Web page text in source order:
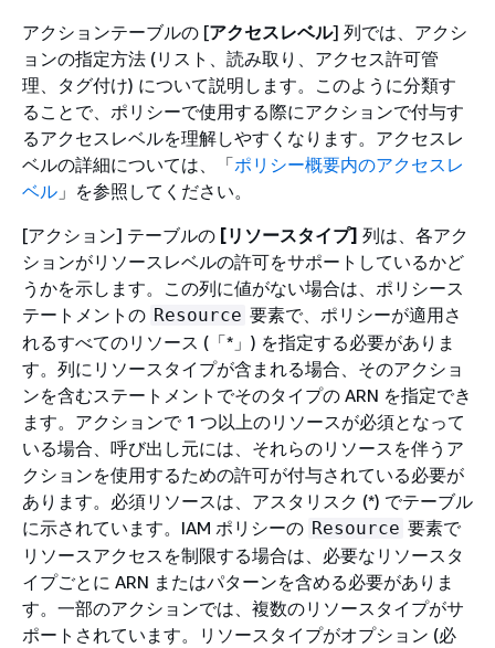
アクションテーブルの [アクセスレベル] 列では、アクシ
ョンの指定方法 (リスト、読み取り、アクセス許可管
理、タグ付け) について説明します。このように分類す
ることで、ポリシーで使用する際にアクションで付与す
るアクセスレベルを理解しやすくなります。アクセスレ
ベルの詳細については、「ポリシー概要内のアクセスレ
ベル 」を参照してください。
[アクション] テーブルの [リソースタイプ] 列は、各アク
ションがリソースレベルの許可をサポートしているかど
うかを示します。この列に値がない場合は、ポリシース
テートメントの Resource 要素で、ポリシーが適用さ
れるすべてのリソース (「*」) を指定する必要がありま
す。列にリソースタイプが含まれる場合、そのアクショ
ンを含むステートメントでそのタイプの ARN を指定でき
ます。アクションで 1 つ以上のリソースが必須となって
いる場合、呼び出し元には、それらのリソースを伴うア
クションを使用するための許可が付与されている必要が
あります。必須リソースは、アスタリスク (*) でテーブル
に示されています。IAM ポリシーの Resource 要素で
リソースアクセスを制限する場合は、必要なリソースタ
イプごとに ARN またはパターンを含める必要がありま
す。一部のアクションでは、複数のリソースタイプがサ
ポートされています。リソースタイプがオプション (必